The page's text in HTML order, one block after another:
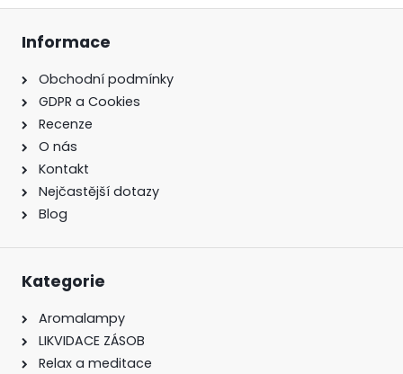
Informace
Obchodní podmínky
GDPR a Cookies
Recenze
O nás
Kontakt
Nejčastější dotazy
Blog
Kategorie
Aromalampy
LIKVIDACE ZÁSOB
Relax a meditace